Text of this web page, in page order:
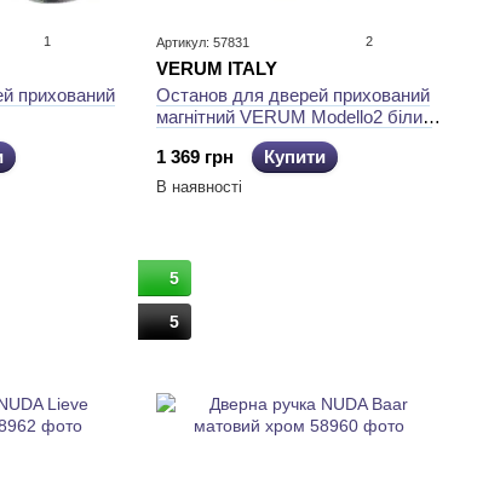
1
прихований
Артикул: 57831 2
VERUM ITALY
Останов для дверей прихований
магнітний VERUM Modello2 білий
1 369 грн
Купити
В наявності
5
5